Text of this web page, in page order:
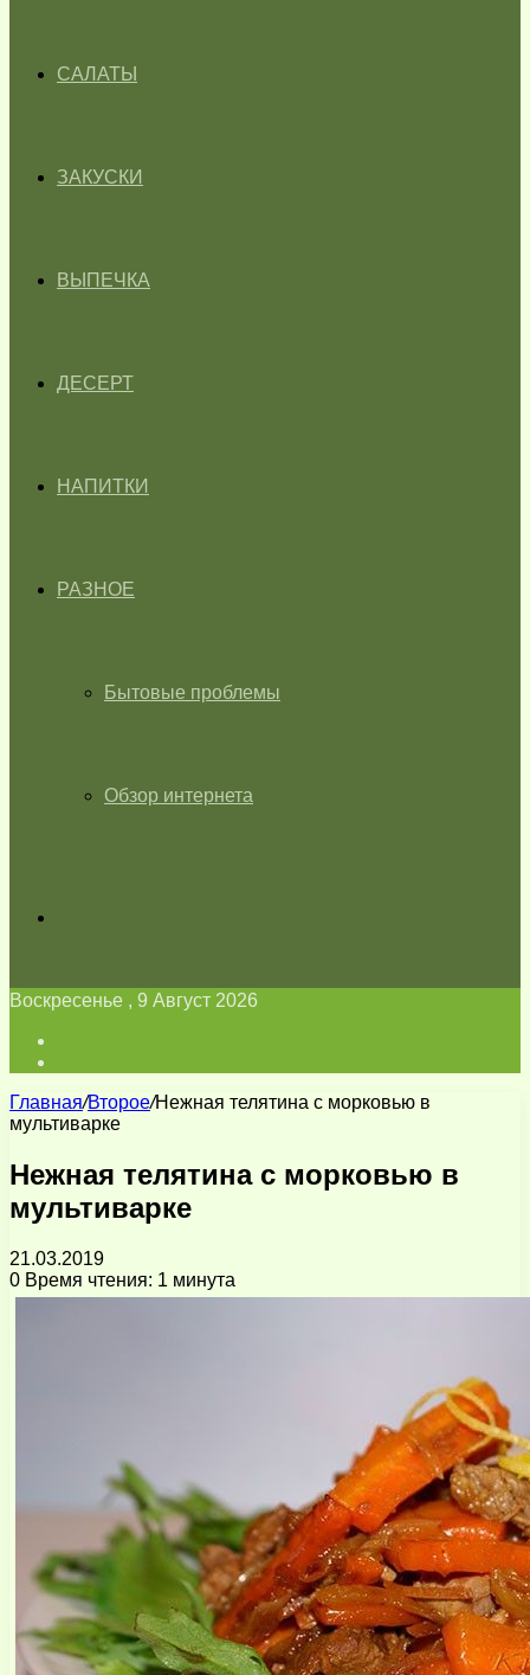
САЛАТЫ
ЗАКУСКИ
ВЫПЕЧКА
ДЕСЕРТ
НАПИТКИ
РАЗНОЕ
Бытовые проблемы
Обзор интернета
Воскресенье , 9 Август 2026
Главная/Второе/Нежная телятина с морковью в
мультиварке
Нежная телятина с морковью в
мультиварке
21.03.2019
0 Время чтения: 1 минута